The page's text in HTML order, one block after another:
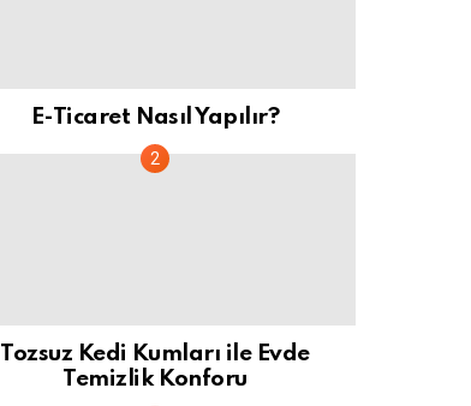
E-Ticaret Nasıl Yapılır?
Tozsuz Kedi Kumları ile Evde
Temizlik Konforu